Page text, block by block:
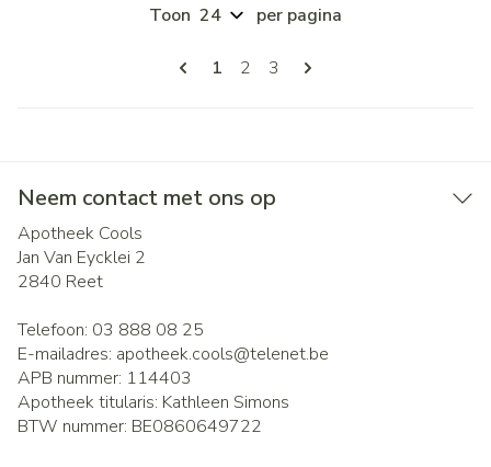
Pagina's
U lees momenteel pagina
1 Pagina
2 Pagina
3
Toon per pagina
Neem contact met ons op
Apotheek Cools
Jan Van Eycklei 2
2840 Reet
Telefoon: 03 888 08 25
E-mailadres: apotheek.cools@telenet.be
APB nummer: 114403
Apotheek titularis: Kathleen Simons
BTW nummer: BE0860649722